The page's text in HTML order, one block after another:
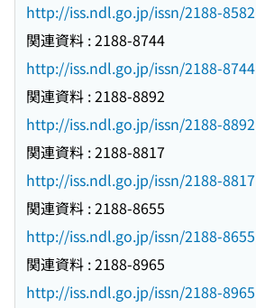
http://iss.ndl.go.jp/issn/2188-8582
関連資料 : 2188-8744
http://iss.ndl.go.jp/issn/2188-8744
関連資料 : 2188-8892
http://iss.ndl.go.jp/issn/2188-8892
関連資料 : 2188-8817
http://iss.ndl.go.jp/issn/2188-8817
関連資料 : 2188-8655
http://iss.ndl.go.jp/issn/2188-8655
関連資料 : 2188-8965
http://iss.ndl.go.jp/issn/2188-8965